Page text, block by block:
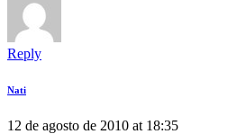
Reply
Nati
12 de agosto de 2010 at 18:35